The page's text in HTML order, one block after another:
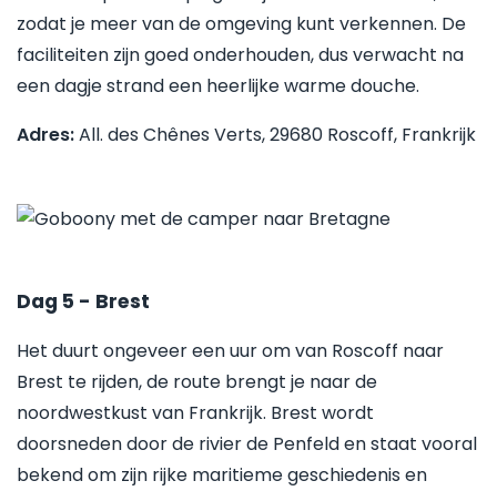
zodat je meer van de omgeving kunt verkennen. De
faciliteiten zijn goed onderhouden, dus verwacht na
een dagje strand een heerlijke warme douche.
Adres:All. des Chênes Verts, 29680 Roscoff, Frankrijk
Dag 5 - Brest
Het duurt ongeveer een uur om van Roscoff naar
Brest te rijden, de route brengt je naar de
noordwestkust van Frankrijk. Brest wordt
doorsneden door de rivier de Penfeld en staat vooral
bekend om zijn rijke maritieme geschiedenis en